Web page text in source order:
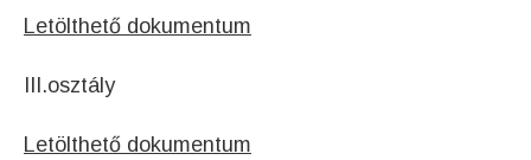
Letölthető dokumentum
III.osztály
Letölthető dokumentum